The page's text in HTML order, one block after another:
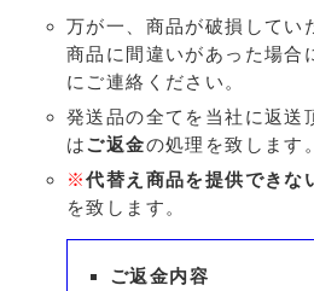
万が一、商品が破損してい
商品に間違いがあった場合
にご連絡ください。
発送品の全てを当社に返送
はご返金の処理を致します。
※代替え商品を提供できな
を致します。
ご返金内容